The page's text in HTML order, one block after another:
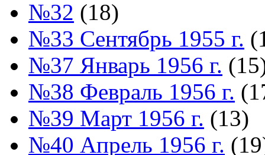
№32 (18)
№33 Сентябрь 1955 г.
№37 Январь 1956 г.
№38 Февраль 1956 г.
№39 Март 1956 г. (13)
№40 Апрель 1956 г.